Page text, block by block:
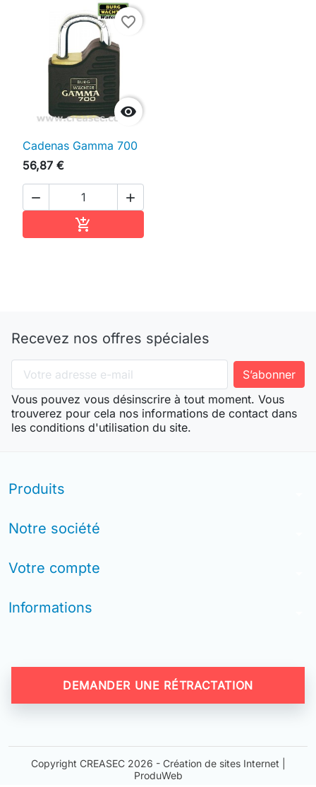

favorite_border
Cadenas Gamma 700
56,87 €
 

Recevez nos offres spéciales
Vous pouvez vous désinscrire à tout moment. Vous
trouverez pour cela nos informations de contact dans
les conditions d'utilisation du site.
Produits
Notre société
Votre compte
Informations
DEMANDER UNE RÉTRACTATION
Copyright CREASEC 2026 - Création de sites Internet |
ProduWeb